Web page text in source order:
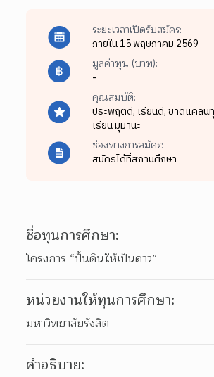
ระยะเวลาเปิดรับสมัคร:
ภายใน 15 พฤษภาคม 2569
มูลค่าทุน (บาท):
-
คุณสมบัติ:
ประพฤติดี, เรียนดี,ขาดแคลน
เรียน มุมานะ
ช่องทางการสมัคร:
สมัครได้ที่สถานศึกษา
ชื่อทุนการศึกษา:
โครงการ “ปั้นดินให้เป็นดาว”
หน่วยงานให้ทุนการศึกษา:
มหาวิทยาลัยรังสิต
คำอธิบาย: